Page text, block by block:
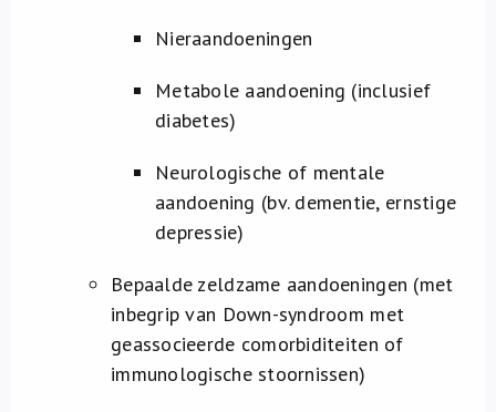
Nieraandoeningen
Metabole aandoening (inclusief
diabetes)
Neurologische of mentale
aandoening (bv. dementie, ernstige
depressie)
Bepaalde zeldzame aandoeningen (met
inbegrip van Down-syndroom met
geassocieerde comorbiditeiten of
immunologische stoornissen)